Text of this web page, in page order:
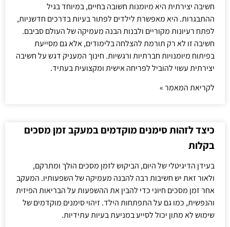
חשיבה יצירתית היא מיומנות חשובה בחיים, במיוחד בגיל
ההתבגרות. היא מאפשרת לילדים לפתור בעיות בדרכים חדשניות,
לפתח רעיונות מקוריים ולבנות הבנה מעמיקה של העולם סביבם.
חשיבה זו לא רק תורמת להצלחה בלימודים, אלא גם מסייעת
בפיתוח מיומנויות חברתיות ורגשיות. חינוך המעניק דגש על חשיבה
יצירתית עשוי להוביל לפריחה אישית ומקצועית בעתיד.
לקריאת המאמר »
כיצד לזהות סימנים מוקדמים במעקב זמן מסכים
בקלות
בעידן הדיגיטלי של היום, הביקוש לזמן מסכים הולך ומתרקם,
ולאור זאת יש חשיבות רבה להבנה מעמיקה של השפעותיו. המעקב
אחר זמן מסכים חיוני כדי להבין את ההשפעות על הבריאות הפיזית
והנפשית, כמו גם על התפתחות הילד. זיהוי סימנים מוקדמים של
שימוש לא מתון יכול לסייע במניעת בעיות עתידיות.